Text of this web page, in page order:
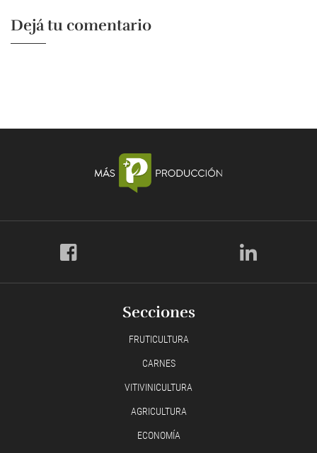
Dejá tu comentario
Secciones
FRUTICULTURA
CARNES
VITIVINICULTURA
AGRICULTURA
ECONOMÍA